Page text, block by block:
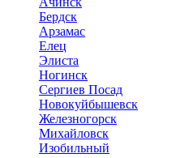
Бердск
Арзамас
Елец
Элиста
Ногинск
Сергиев Посад
Новокуйбышевск
Железногорск
Михайловск
Изобильный